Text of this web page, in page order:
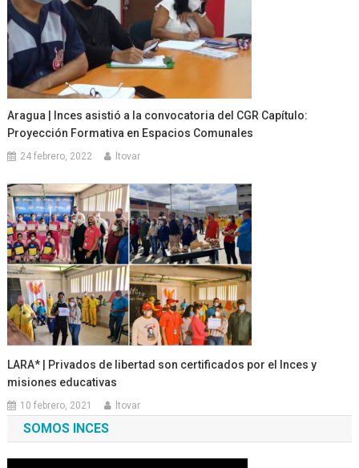
Aragua | Inces asistió a la convocatoria del CGR Capítulo:
Proyección Formativa en Espacios Comunales
24 febrero, 2022 ltovar
LARA* | Privados de libertad son certificados por el Inces y
misiones educativas
10 febrero, 2021 ltovar
SOMOS INCES